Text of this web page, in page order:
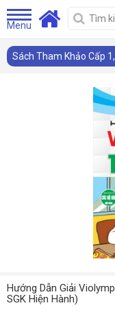
Menu
Sách Tham Khảo Cấp
Hướng Dẫn Giải
SGK Hiện Hành)